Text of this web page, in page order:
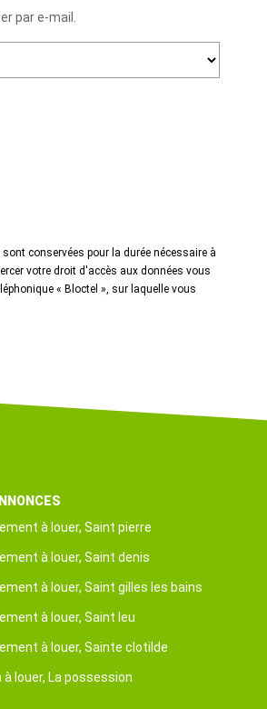
par e-mail.
conservées pour la durée nécessaire à
votre droit d'accès aux données vous
« Bloctel », sur laquelle vous
à louer, Saint pierre
à louer, Saint denis
à louer, Saint gilles les bains
à louer, Saint leu
à louer, Sainte clotilde
à louer, La possession